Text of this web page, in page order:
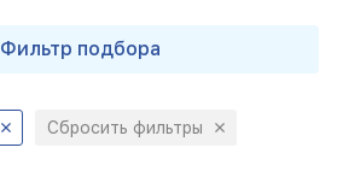
Фильтр подбора
Сбросить фильтры